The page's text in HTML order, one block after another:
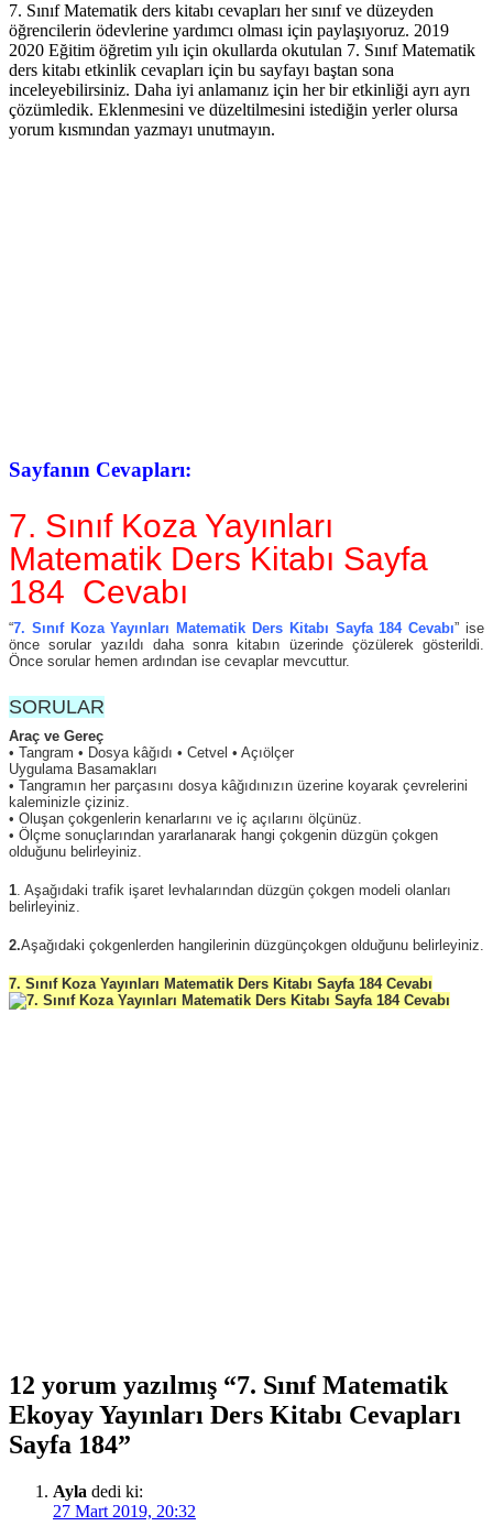
7. Sınıf Matematik ders kitabı cevapları her sınıf ve düzeyden
öğrencilerin ödevlerine yardımcı olması için paylaşıyoruz. 2019
2020 Eğitim öğretim yılı için okullarda okutulan 7. Sınıf Matematik
ders kitabı etkinlik cevapları için bu sayfayı baştan sona
inceleyebilirsiniz. Daha iyi anlamanız için her bir etkinliği ayrı ayrı
çözümledik. Eklenmesini ve düzeltilmesini istediğin yerler olursa
yorum kısmından yazmayı unutmayın.
Sayfanın Cevapları:
7. Sınıf Koza Yayınları
Matematik Ders Kitabı Sayfa
184 Cevabı
“7. Sınıf Koza Yayınları Matematik Ders Kitabı Sayfa 184 Cevabı” ise
önce sorular yazıldı daha sonra kitabın üzerinde çözülerek gösterildi.
Önce sorular hemen ardından ise cevaplar mevcuttur.
SORULAR
Araç ve Gereç
• Tangram • Dosya kâğıdı • Cetvel • Açıölçer
Uygulama Basamakları
• Tangramın her parçasını dosya kâğıdınızın üzerine koyarak çevrelerini
kaleminizle çiziniz.
• Oluşan çokgenlerin kenarlarını ve iç açılarını ölçünüz.
• Ölçme sonuçlarından yararlanarak hangi çokgenin düzgün çokgen
olduğunu belirleyiniz.
1. Aşağıdaki trafik işaret levhalarından düzgün çokgen modeli olanları
belirleyiniz.
2.Aşağıdaki çokgenlerden hangilerinin düzgünçokgen olduğunu belirleyiniz.
7. Sınıf Koza Yayınları Matematik Ders Kitabı Sayfa 184 Cevabı
12 yorum yazılmış “7. Sınıf Matematik
Ekoyay Yayınları Ders Kitabı Cevapları
Sayfa 184”
Ayla dedi ki:
27 Mart 2019, 20:32